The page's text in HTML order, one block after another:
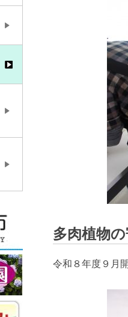
多肉植物の
令和８年度９月